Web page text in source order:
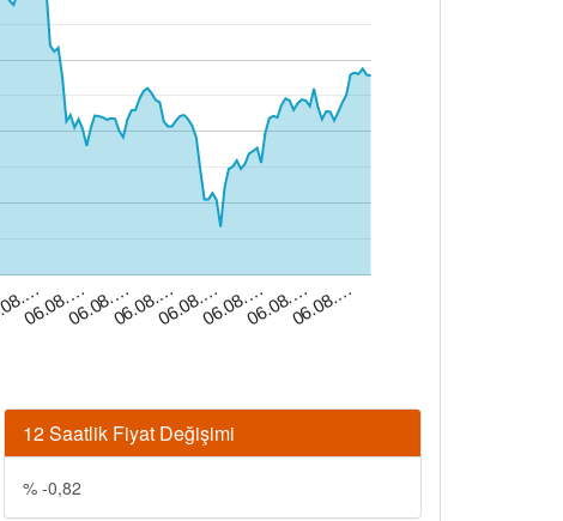
06.08.…06.08.…06.08.…06.08.…06.08.…06.08.…06.08.…
12 Saatlik Fiyat Değişimi
% -0,82